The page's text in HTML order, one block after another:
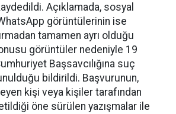
Açıklamada, sosyal
görüntülerinin ise
tamamen ayrı olduğu
görüntüler nedeniyle 19
Başsavcılığına suç
bildirildi. Başvurunun,
kişi veya kişiler tarafından
öne sürülen yazışmalar ile